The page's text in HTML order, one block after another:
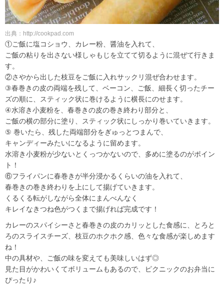
出典：http://cookpad.com
①ご飯に塩コショウ、カレー粉、醤油を入れて、
ご飯の粘りを出さない様しゃもじを立てて切るように混ぜて行きま
す。
②さやから出した枝豆をご飯に入れサックリ混ぜ合わせます。
③春巻きの皮の両端を残して、ベーコン、ご飯、細長く切ったチー
ズの順に、スティック状に巻けるように横長にのせます。
④水溶き小麦粉を、春巻きの皮の巻き終わり部分と、
ご飯の横の部分に塗り、スティック状にしっかり巻いていきます。
⑤ 巻いたら、残した両端部分をぎゅっとつまんで、
キャンディーみたいになるように留めます。
水溶き小麦粉が少ないとくっつかないので、多めに塗るのがポイン
ト！
⑥フライパンに春巻きが半分浸かるくらいの油を入れて、
春巻きの巻き終わりを上にして揚げていきます。
くるくる転がしながら全体にまんべんなく
キレイなきつね色がつくまで揚げれば完成です！
カレーのスパイシーさと春巻きの皮のカリッとした食感に、とろと
ろのスライスチーズ、枝豆のホクホク感、色々な食感が楽しめます
ね！
中の具材や、ご飯の味を変えても美味しいはず◎
見た目がかわいくてボリュームもあるので、ピクニックのお弁当に
ぴったり♪